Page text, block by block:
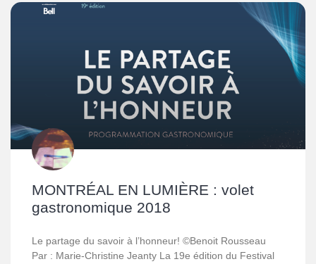
MONTRÉAL EN LUMIÈRE : volet
gastronomique 2018
Le partage du savoir à l’honneur! ©Benoit Rousseau
Par : Marie-Christine Jeanty La 19e édition du Festival